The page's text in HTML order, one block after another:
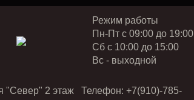
Режим работы
Пн-Пт с 09:00 до 19:00
Cб с 10:00 до 15:00
Вс - выходной
"Север" 2 этаж Телефон: +7(910)-785-